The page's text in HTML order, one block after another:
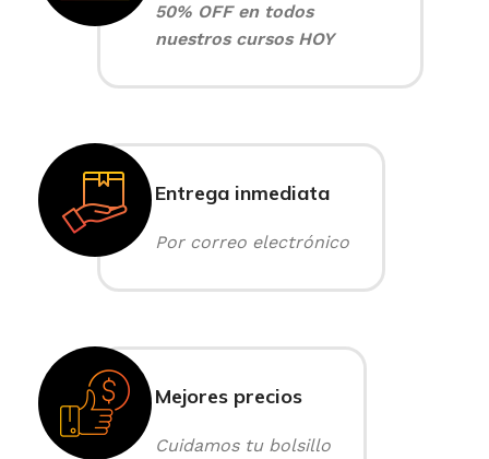
50% OFF en todos
nuestros cursos HOY
Entrega inmediata
Por correo electrónico
Mejores precios
Cuidamos tu bolsillo